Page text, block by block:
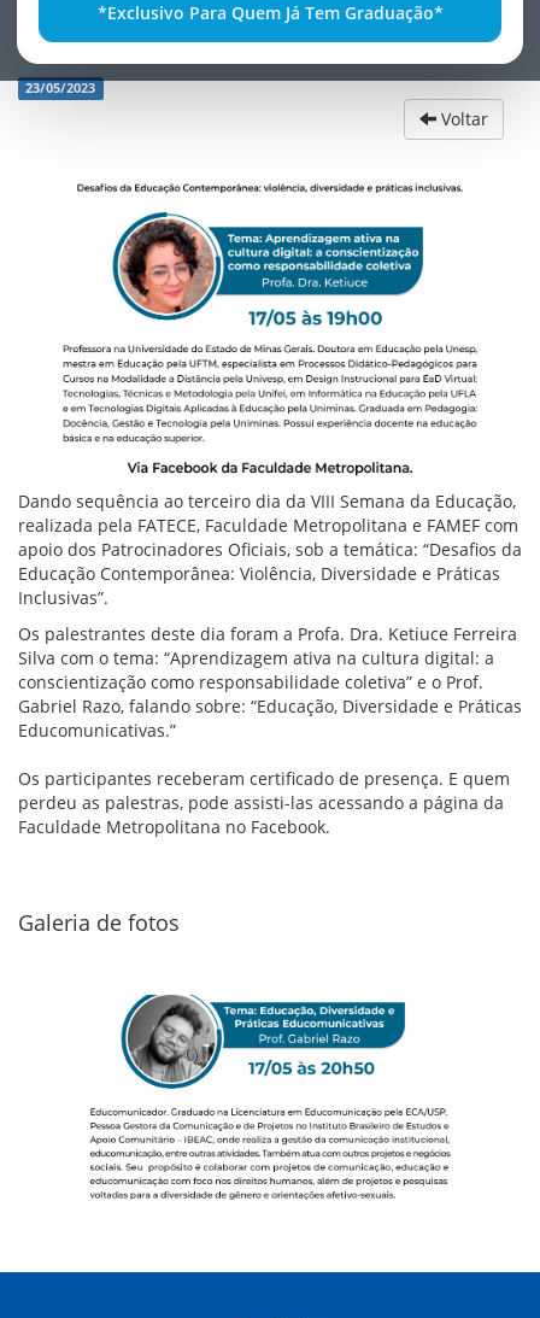
*Exclusivo Para Quem Já Tem Graduação*
VIII Semana da EducaÃ§Ã£o - 3Âº dia
23/05/2023
Voltar
Dando sequência ao terceiro dia da VIII Semana da Educação,
realizada pela FATECE, Faculdade Metropolitana e FAMEF com
apoio dos Patrocinadores Oficiais, sob a temática: “Desafios da
Educação Contemporânea: Violência, Diversidade e Práticas
Inclusivas”.
Os palestrantes deste dia foram a Profa. Dra. Ketiuce Ferreira
Silva com o tema: “Aprendizagem ativa na cultura digital: a
conscientização como responsabilidade coletiva” e o Prof.
Gabriel Razo, falando sobre: “Educação, Diversidade e Práticas
Educomunicativas.”
Os participantes receberam certificado de presença. E quem
perdeu as palestras, pode assisti-las acessando a página da
Faculdade Metropolitana no Facebook.
Galeria de fotos